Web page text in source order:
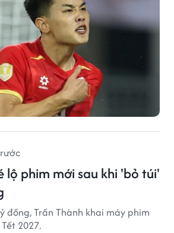
lộ phim mới sau khi 'bỏ túi'
đồng, Trấn Thành khai máy phim
2027.